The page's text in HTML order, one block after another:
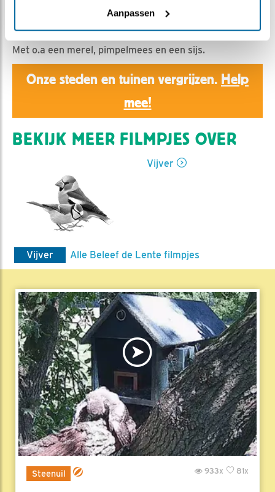
Aanpassen
Ed Hoogkamer | Geplaatst op 8 maart 2020, 12:29 |
Vind ik leuk| Bewaar dit filmpje|
944x
Met o.a een merel, pimpelmees en een sijs.
Onze steden en tuinen vergrijzen. Help
mee!
BEKIJK MEER FILMPJES OVER
Vijver
Vijver Alle Beleef de Lente filmpjes
Steenuil 81x
933x